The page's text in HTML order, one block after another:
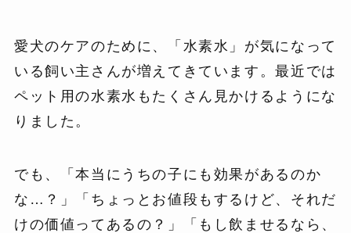
愛犬のケアのために、「水素水」が気になって
いる飼い主さんが増えてきています。最近では
ペット用の水素水もたくさん見かけるようにな
りました。
でも、「本当にうちの子にも効果があるのか
な…？」「ちょっとお値段もするけど、それだ
けの価値ってあるの？」「もし飲ませるなら、